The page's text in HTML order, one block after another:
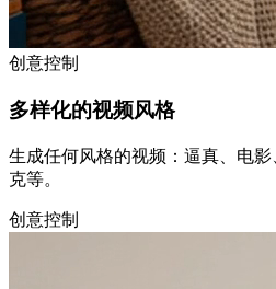
创意控制
多样化的视频风格
生成任何风格的视频：逼真、电
克等。
创意控制